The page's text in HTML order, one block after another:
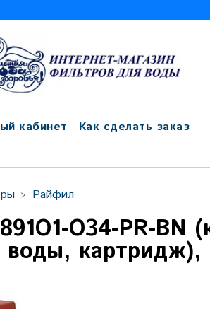
кабинет
Как сделать заказ
Райфил
О34-PR-BN